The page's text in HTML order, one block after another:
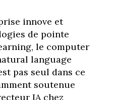
innove et
de pointe
le computer
language
pas seul dans ce
soutenue
IA chez